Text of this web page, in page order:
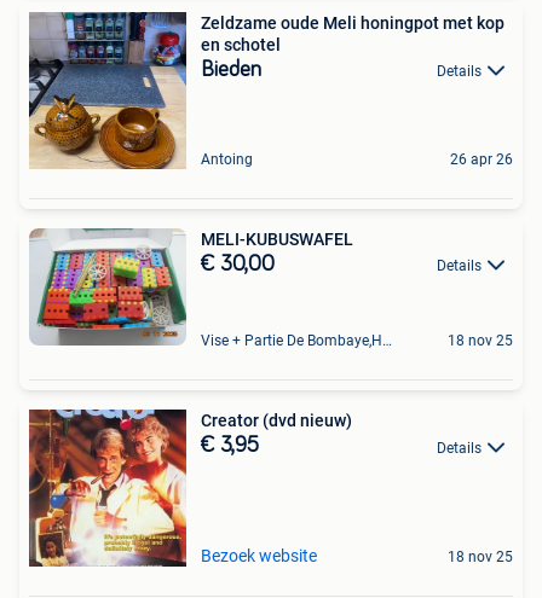
Zeldzame oude Meli honingpot met kop
en schotel
Bieden Details
Antoing 26 apr 26
MELI-KUBUSWAFEL
€ 30,00 Details
Vise + Partie De Bombaye,Hac- Court, Hermalle-Ss-Argenteau 18 nov 25
Creator (dvd nieuw)
€ 3,95 Details
Bezoek website 18 nov 25